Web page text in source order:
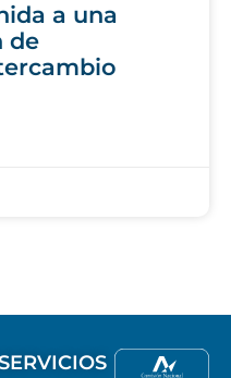
a una
de